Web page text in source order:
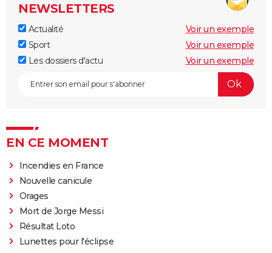
NEWSLETTERS
Actualité
Voir un exemple
Sport
Voir un exemple
Les dossiers d'actu
Voir un exemple
EN CE MOMENT
Incendies en France
Nouvelle canicule
Orages
Mort de Jorge Messi
Résultat Loto
Lunettes pour l'éclipse